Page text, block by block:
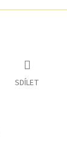
SDÍLET